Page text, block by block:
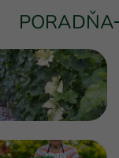
PORADŇA